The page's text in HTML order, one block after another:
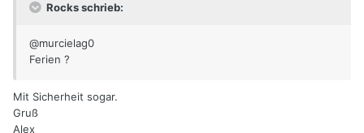
Rocks schrieb:
@murcielag0
Ferien ?
Mit Sicherheit sogar.
Gruß
Alex